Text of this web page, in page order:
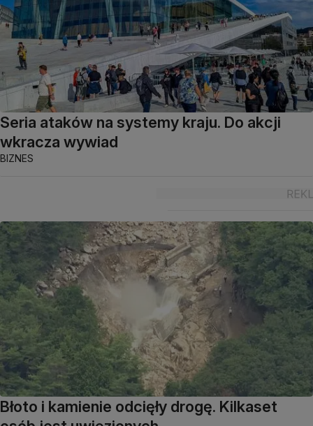
Seria ataków na systemy kraju. Do akcji
wkracza wywiad
BIZNES
Błoto i kamienie odcięły drogę. Kilkaset